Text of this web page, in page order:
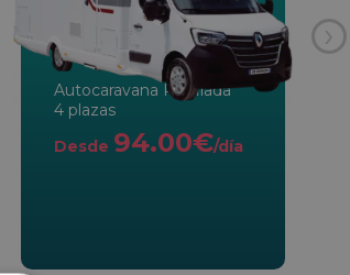
Autocaravana Perfilada
4 plazas
Desde 94.00€/día
›